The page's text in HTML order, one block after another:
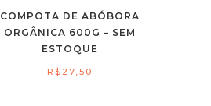
COMPOTA DE ABÓBORA
ORGÂNICA 600G – SEM
ESTOQUE
R$ 27,50